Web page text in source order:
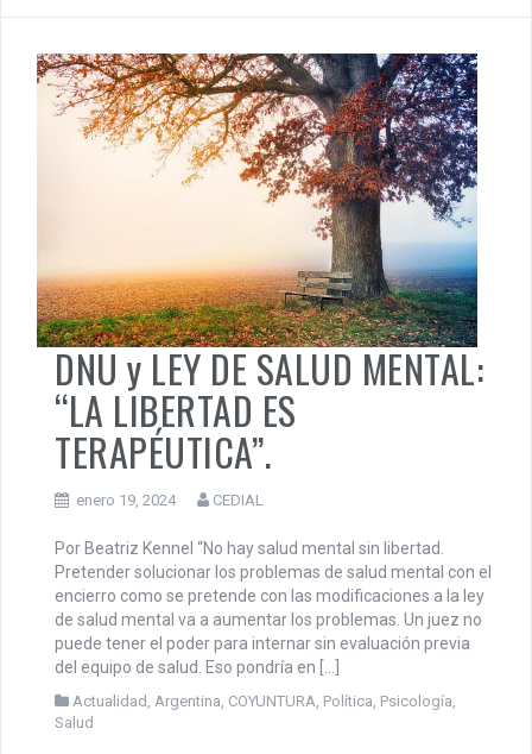
DNU y LEY DE SALUD MENTAL:
“LA LIBERTAD ES
TERAPÉUTICA”.
enero 19, 2024 CEDIAL
Por Beatriz Kennel “No hay salud mental sin libertad.
Pretender solucionar los problemas de salud mental con el
encierro como se pretende con las modificaciones a la ley
de salud mental va a aumentar los problemas. Un juez no
puede tener el poder para internar sin evaluación previa
del equipo de salud. Eso pondría en […]
Actualidad , Argentina, COYUNTURA, Política, Psicología,
Salud